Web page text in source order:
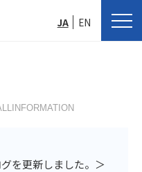
JA EN
を更新しました。＞